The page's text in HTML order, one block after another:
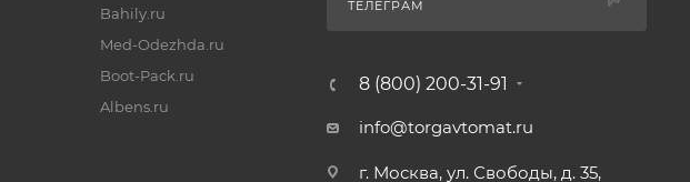
Bahily.ru
Med-Odezhda.ru
Boot-Pack.ru
Albens.ru
ТЕЛЕГРАМ
8 (800) 200-31-91
info@torgavtomat.ru
г. Москва, ул. Свободы, д. 35,